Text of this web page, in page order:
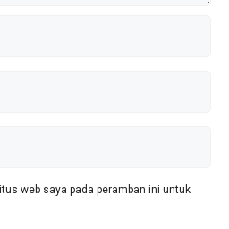
web saya pada peramban ini untuk